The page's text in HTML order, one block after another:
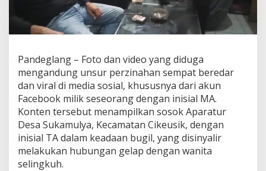
Pandeglang – Foto dan video yang diduga
mengandung unsur perzinahan sempat beredar
dan viral di media sosial, khususnya dari akun
Facebook milik seseorang dengan inisial MA.
Konten tersebut menampilkan sosok Aparatur
Desa Sukamulya, Kecamatan Cikeusik, dengan
inisial TA dalam keadaan bugil, yang disinyalir
melakukan hubungan gelap dengan wanita
selingkuh.